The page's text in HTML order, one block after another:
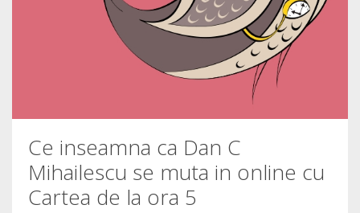
Ce inseamna ca Dan C
Mihailescu se muta in online cu
Cartea de la ora 5